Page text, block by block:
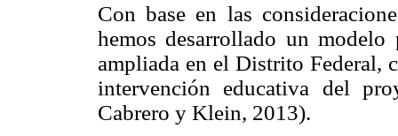
Con base en las
hemos desarrollado un modelo
ampliada en el Distrito Federal,
intervención educativa del
Cabrero y Klein, 2013).